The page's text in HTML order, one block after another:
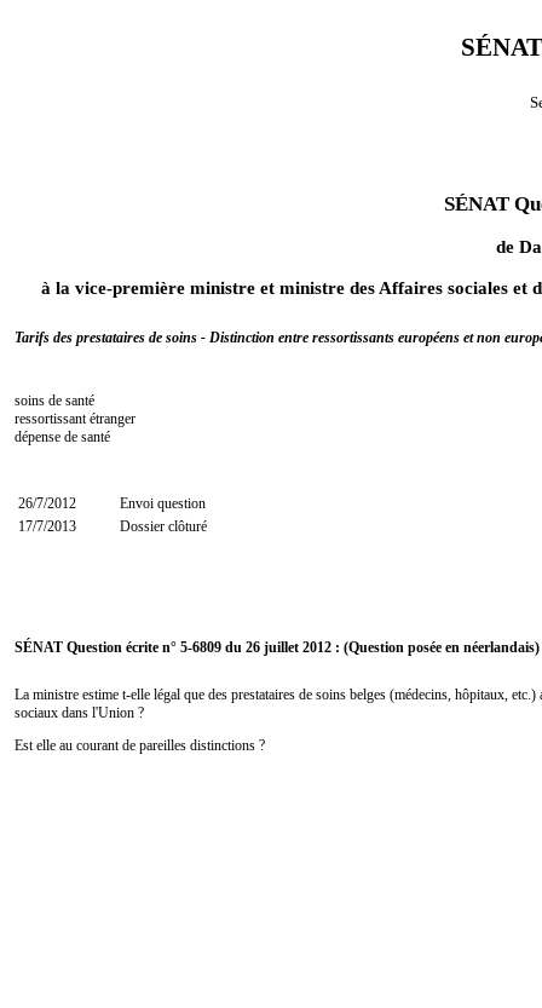
SÉNAT
de
à la vice-première ministre et ministre des Affaires sociales et
Tarifs des prestataires de soins - Distinction entre ressortissants européens et non
soins de santé
ressortissant étranger
dépense de santé
26/7/2012
Envoi question
17/7/2013
Dossier clôturé
SÉNAT Question écrite n° 5-6809 du 26 juillet 2012 : (Question posée en néerlandais)
La ministre estime t-elle légal que des prestataires de soins belges (médecins, hôpitaux,
sociaux dans l'Union ?
Est elle au courant de pareilles distinctions ?